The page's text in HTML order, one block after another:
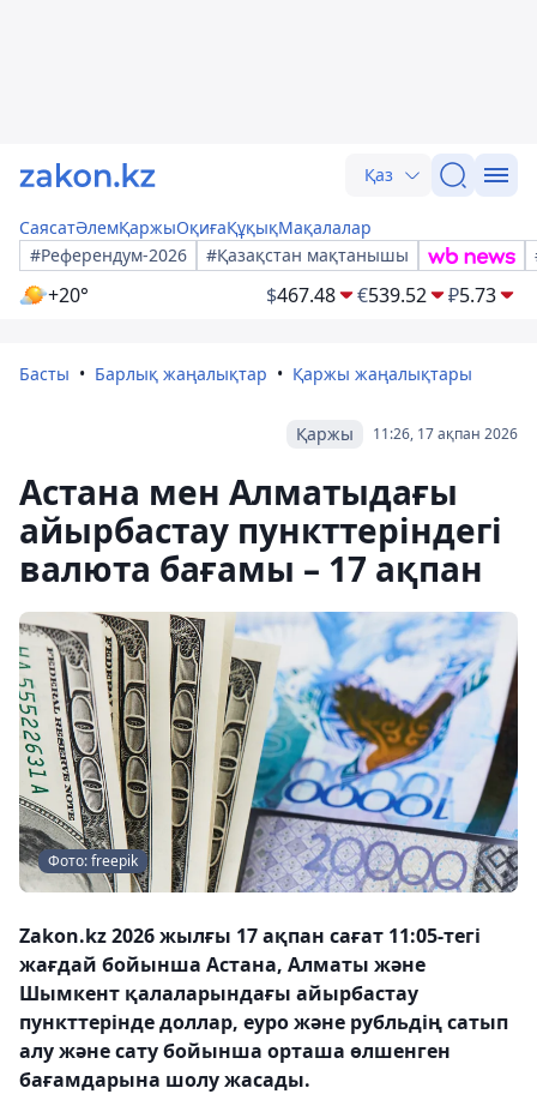
Қаз
СаясатӘлемҚаржыОқиғаҚұқықМақалалар
#Референдум-2026
#Қазақстан мақтанышы
+20° $467.48 €539.52 ₽5.73
Басты Барлық жаңалықтар Қаржы жаңалықтары
11:26, 17 ақпан 2026
Қаржы
Астана мен Алматыдағы
айырбастау пункттеріндегі
валюта бағамы – 17 ақпан
Фото: freepik
Zakon.kz 2026 жылғы 17 ақпан сағат 11:05-тегі
жағдай бойынша Астана, Алматы және
Шымкент қалаларындағы айырбастау
пункттерінде доллар, еуро және рубльдің сатып
алу және сату бойынша орташа өлшенген
бағамдарына шолу жасады.